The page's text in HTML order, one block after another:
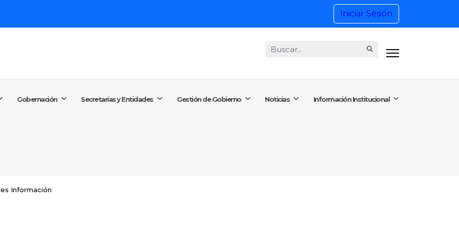
Iniciar Sesión
Buscar...
Gobernación Secretarías y Entidades Gestión de Gobierno Noticias Información Institucional
Información